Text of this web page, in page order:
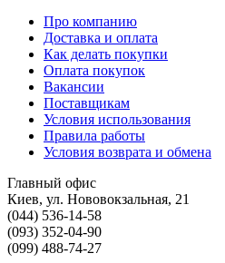
Про компанию
Доставка и оплата
Как делать покупки
Оплата покупок
Вакансии
Поставщикам
Условия использования
Правила работы
Условия возврата и обмена
Главный офис
Киев, ул. Нововокзальная, 21
(044) 536-14-58
(093) 352-04-90
(099) 488-74-27